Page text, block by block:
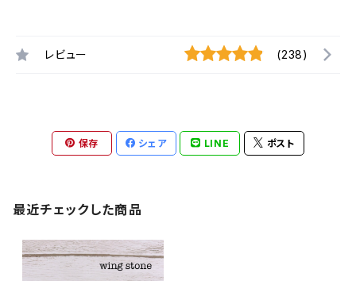
レビュー (238)
保存 シェア LINE ポスト
最近チェックした商品